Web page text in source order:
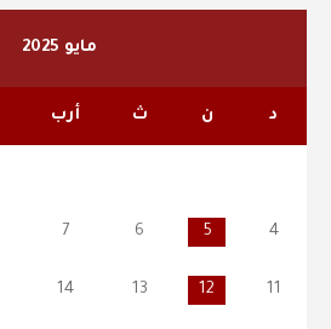
مايو 2025
د ن ث أرب
4
5
6
7
11
12
13
14